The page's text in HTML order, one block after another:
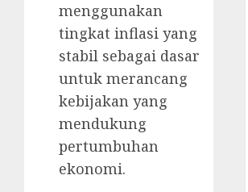
menggunakan
tingkat inflasi yang
stabil sebagai dasar
untuk merancang
kebijakan yang
mendukung
pertumbuhan
ekonomi.